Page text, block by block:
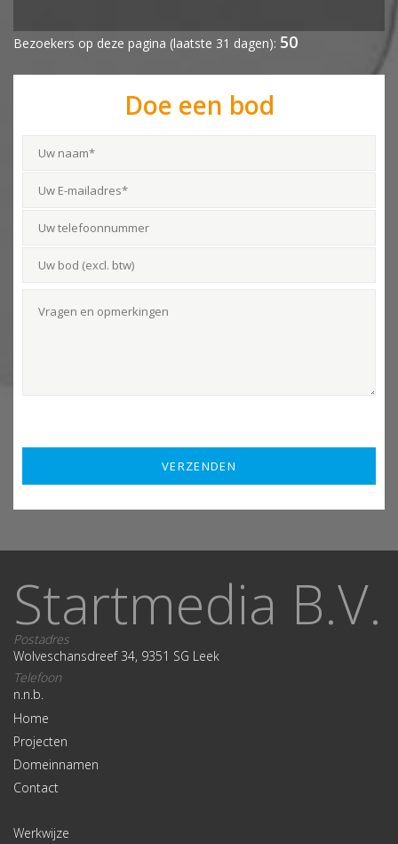
Bezoekers op deze pagina (laatste 31 dagen): 50
Doe een bod
Startmedia B.V.
Postadres
Wolveschansdreef 34, 9351 SG Leek
Telefoon
n.n.b.
Home
Projecten
Domeinnamen
Contact
Werkwijze